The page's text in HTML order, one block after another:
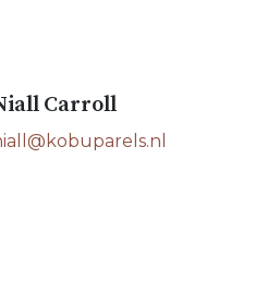
Carroll